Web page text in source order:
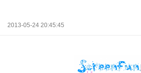
2013-05-24 20:45:45